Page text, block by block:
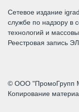
Сетевое издание
службе по надзору в
технологий и
Реестровая запись
© ООО "ПромоГрупп
Копирование